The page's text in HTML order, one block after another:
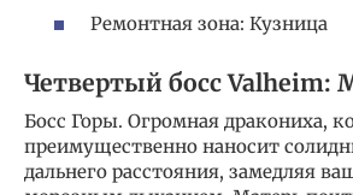
Ремонтная зона: Кузница
Четвертый босс Valheim:
Босс Горы. Огромная дракониха,
преимущественно наносит
дальнего расстояния, замедляя